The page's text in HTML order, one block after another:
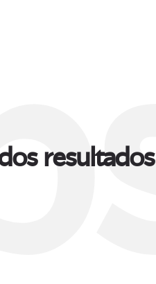
resultados